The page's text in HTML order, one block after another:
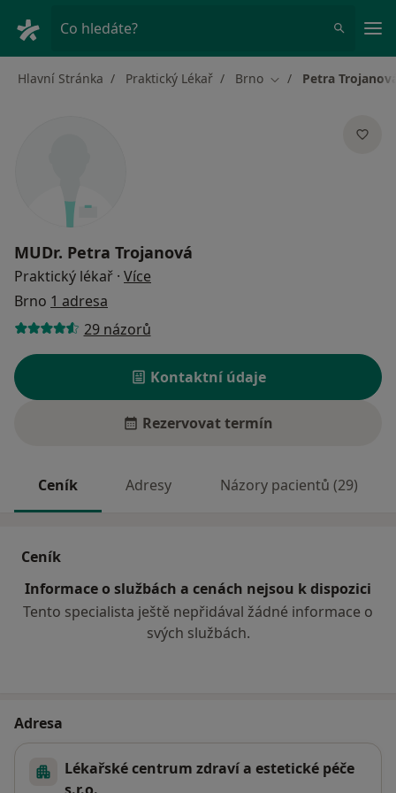
Co hledáte?
Hlavní Stránka Praktický Lékař Brno Změna města
Petra
MUDr. Petra Trojanová
Praktický lékař · Více
Brno 1 adresa
29 názorů
Kontaktní údaje
Rezervovat termín
Ceník Adresy Názory pacientů (29)
Ceník
Informace o službách a cenách nejsou k dispozici
Tento specialista ještě nepřidával žádné informace o
svých službách.
Adresa
Lékařské centrum zdraví a estetické péče